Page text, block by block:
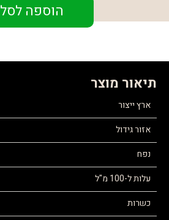
הוספה לסל
תיאור מוצר
ארץ ייצור
אזור גידול
נפח
עלות ל-100 מ"ל
כשרות